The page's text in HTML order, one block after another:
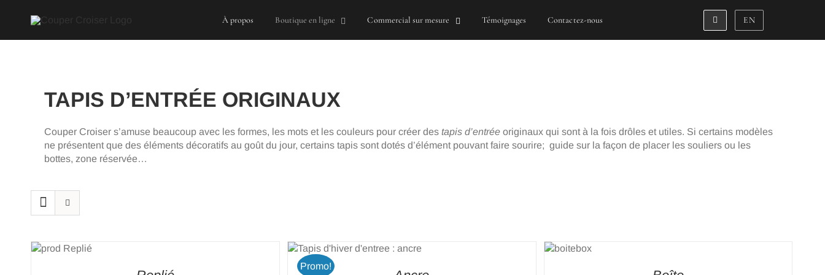
À propos Boutique en ligne Commercial sur mesure Témoignages Contactez-nous EN
TAPIS D’ENTRÉE ORIGINAUX
Couper Croiser s’amuse beaucoup avec les formes, les mots et les couleurs pour créer des tapis d’entrée originaux qui sont à la fois drôles et utiles. Si certains modèles
ne présentent que des éléments décoratifs au goût du jour, certains tapis sont dotés d’élément pouvant faire sourire; guide sur la façon de placer les souliers ou les
bottes, zone réservée…
Promo!
CHOIX DES OPTIONS AJOUTER AU PANIER